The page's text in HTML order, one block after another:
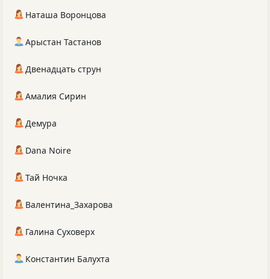
Наташа Воронцова
Арыстан Тастанов
Двенадцать струн
Амалия Сирин
Демура
Dana Noire
Тай Ночка
Валентина_Захарова
Галина Суховерх
Константин Балухта